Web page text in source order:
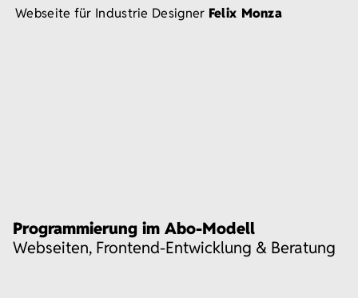
Webseite für Industrie Designer Felix Monza
Programmierung im Abo-Modell
Webseiten, Frontend-Entwicklung & Beratung